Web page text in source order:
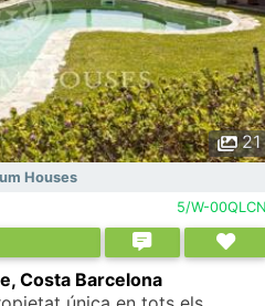
21
Houses
5/W-
Costa Barcelona